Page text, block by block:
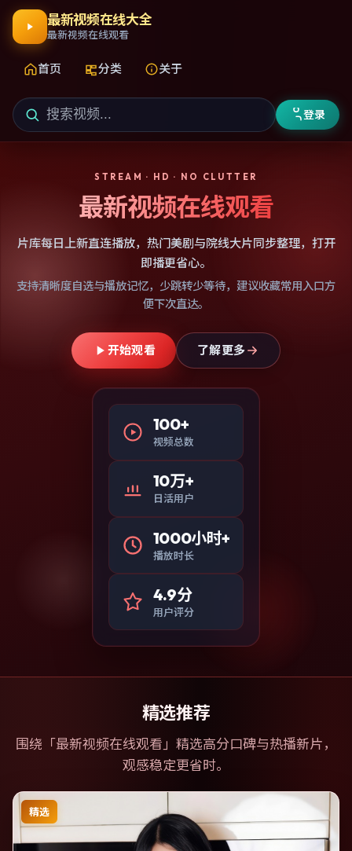
最新视频在线大全
最新视频在线观看
首页 分类 关于
登录
STREAM · HD · NO CLUTTER
最新视频在线观看
片库每日上新直连播放，热门美剧与院线大片同步整理，打开
即播更省心。
支持清晰度自选与播放记忆，少跳转少等待，建议收藏常用入口方
便下次直达。
开始观看 了解更多
100+
视频总数
10万+
日活用户
1000小时+
播放时长
4.9分
用户评分
精选推荐
围绕「最新视频在线观看 」精选高分口碑与热播新片，
观感稳定更省时。
精选